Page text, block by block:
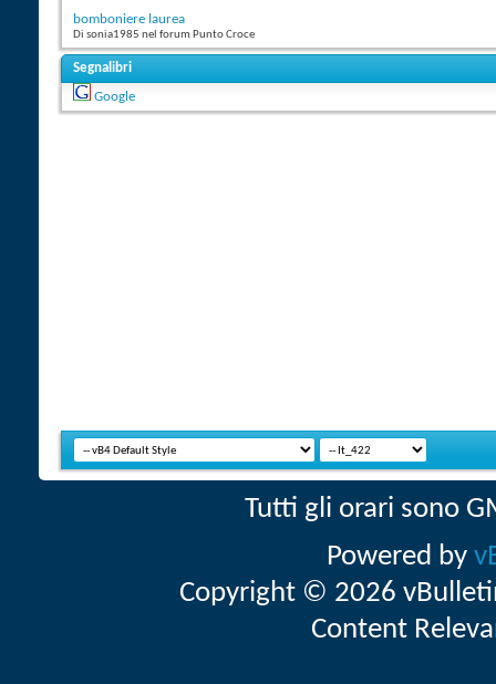
bomboniere laurea
Di sonia1985 nel forum Punto Croce
Segnalibri
Google
Tutti gli orari sono
Powered by
Copyright © 2026
Content